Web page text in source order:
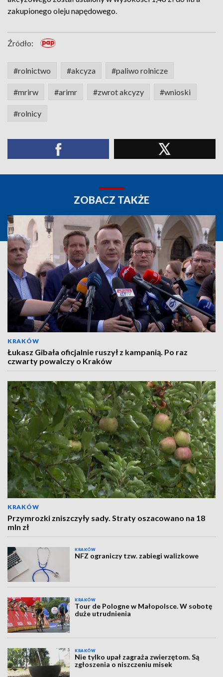
zakupionego oleju napędowego.
Źródło:
#rolnictwo #akcyza #paliwo rolnicze
#mrirw #arimr #zwrot akcyzy #wnioski
#rolnicy
ZOBACZ TAKŻE
KRAKÓW
Łukasz Gibała oficjalnie ruszył z kampanią. Po raz
czwarty powalczy o Kraków
KRAKÓW
Przymrozki zniszczyły sady. Straty oszacowano na 18
mln zł
KRAKÓW
NFZ ograniczy tzw. zabiegi walizkowe
KRAKÓW
Tour de Pologne w Małopolsce. W sobotę
duże utrudnienia
KRAKÓW
Nie tylko upał zagraża zwierzętom. Są
zgłoszenia o niszczeniu misek